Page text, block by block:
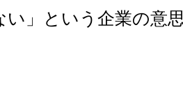
い」という企業の意